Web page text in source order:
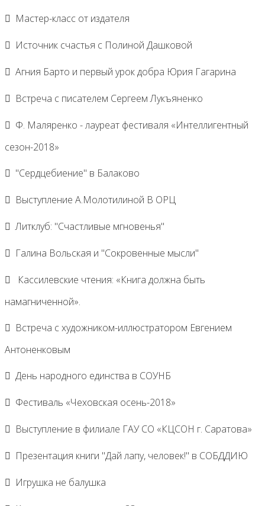
Мастер-класс от издателя
Источник счастья с Полиной Дашковой
Агния Барто и первый урок добра Юрия Гагарина
Встреча с писателем Сергеем Лукъяненко
Ф. Маляренко - лауреат фестиваля «Интеллигентный
сезон-2018»
"Сердцебиение" в Балаково
Выступление А.Молотилиной В ОРЦ
Литклуб: "Счастливые мгновенья"
Галина Вольская и "Сокровенные мысли"
Кассилевские чтения: «Книга должна быть
намагниченной».
Встреча с художником-иллюстратором Евгением
Антоненковым
День народного единства в СОУНБ
Фестиваль «Чеховская осень-2018»
Выступление в филиале ГАУ СО «КЦСОН г. Саратова»
Презентация книги "Дай лапу, человек!" в СОБДДИЮ
Игрушка не балушка